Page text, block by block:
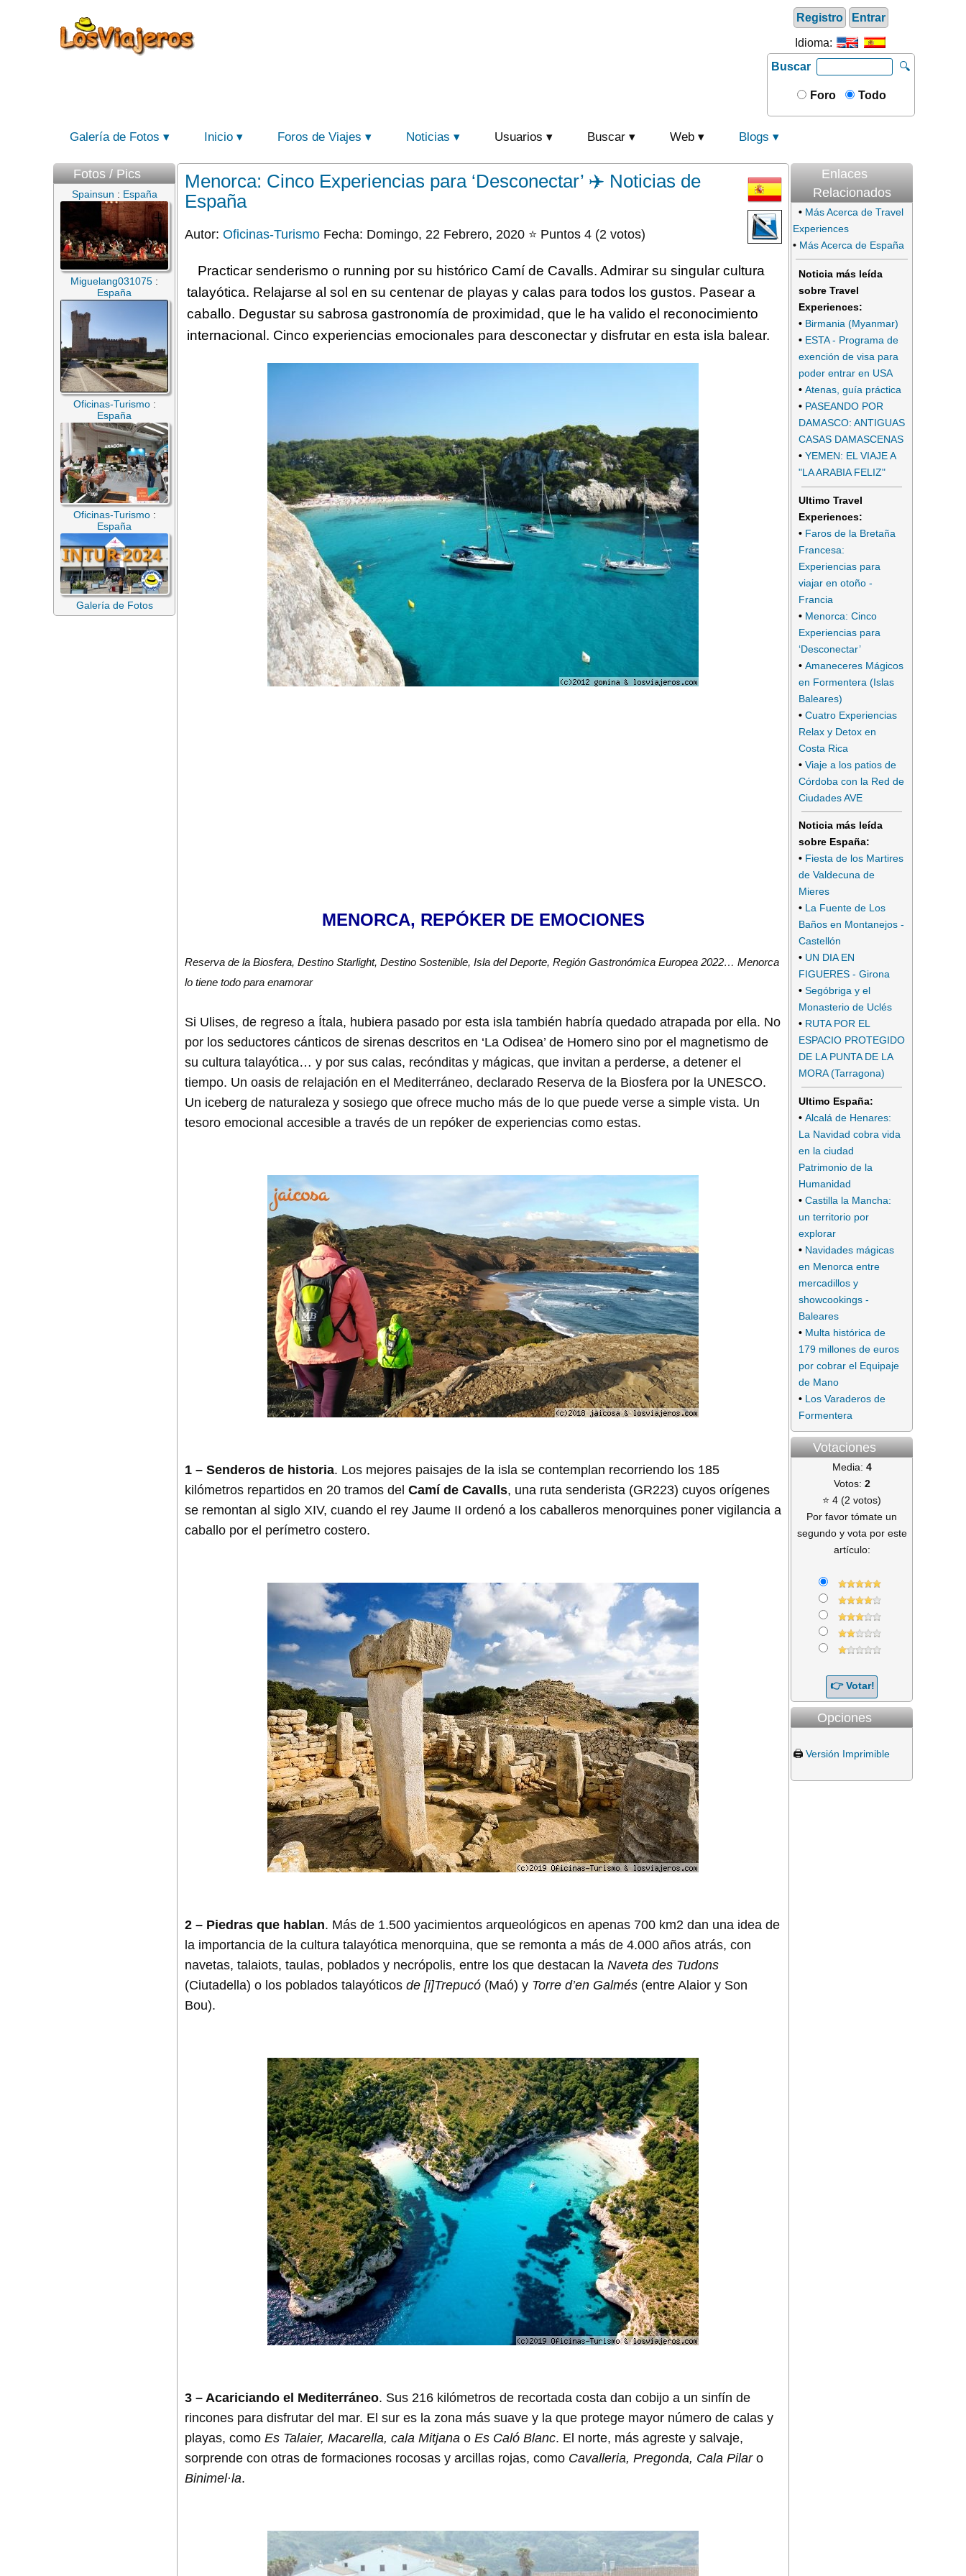
Registro Entrar
Idioma:
Buscar
🔍
Foro Todo
Galería de Fotos Inicio Foros de Viajes Noticias Usuarios Buscar Web Blogs
Fotos / Pics
Spainsun : España
Miguelang031075 :
España
Oficinas-Turismo:
España
Oficinas-Turismo:
España
Galería de Fotos
Menorca: Cinco Experiencias para ‘Desconectar’ ✈️ Noticias de
España
Autor: Oficinas-Turismo Fecha: Domingo, 22 Febrero, 2020 ⭐ Puntos 4 (2 votos)
Practicar senderismo o running por su histórico Camí de Cavalls. Admirar su singular cultura
talayótica. Relajarse al sol en su centenar de playas y calas para todos los gustos. Pasear a
caballo. Degustar su sabrosa gastronomía de proximidad, que le ha valido el reconocimiento
internacional. Cinco experiencias emocionales para desconectar y disfrutar en esta isla balear.
MENORCA, REPÓKER DE EMOCIONES
Reserva de la Biosfera, Destino Starlight, Destino Sostenible, Isla del Deporte, Región Gastronómica Europea 2022… Menorca
lo tiene todo para enamorar
Si Ulises, de regreso a Ítala, hubiera pasado por esta isla también habría quedado atrapada por ella. No
por los seductores cánticos de sirenas descritos en ‘La Odisea’ de Homero sino por el magnetismo de
su cultura talayótica… y por sus calas, recónditas y mágicas, que invitan a perderse, a detener el
tiempo. Un oasis de relajación en el Mediterráneo, declarado Reserva de la Biosfera por la UNESCO.
Un iceberg de naturaleza y sosiego que ofrece mucho más de lo que puede verse a simple vista. Un
tesoro emocional accesible a través de un repóker de experiencias como estas.
1 – Senderos de historia. Los mejores paisajes de la isla se contemplan recorriendo los 185
kilómetros repartidos en 20 tramos del Camí de Cavalls, una ruta senderista (GR223) cuyos orígenes
se remontan al siglo XIV, cuando el rey Jaume II ordenó a los caballeros menorquines poner vigilancia a
caballo por el perímetro costero.
2 – Piedras que hablan. Más de 1.500 yacimientos arqueológicos en apenas 700 km2 dan una idea de
la importancia de la cultura talayótica menorquina, que se remonta a más de 4.000 años atrás, con
navetas, talaiots, taulas, poblados y necrópolis, entre los que destacan la Naveta des Tudons
(Ciutadella) o los poblados talayóticos de [i]Trepucó (Maó) y Torre d’en Galmés (entre Alaior y Son
Bou).
3 – Acariciando el Mediterráneo. Sus 216 kilómetros de recortada costa dan cobijo a un sinfín de
rincones para disfrutar del mar. El sur es la zona más suave y la que protege mayor número de calas y
playas, como Es Talaier, Macarella, cala Mitjana o Es Caló Blanc. El norte, más agreste y salvaje,
sorprende con otras de formaciones rocosas y arcillas rojas, como Cavalleria, Pregonda, Cala Pilaro
Binimel·la.
Enlaces
Relacionados
• Más Acerca de Travel
Experiences
• Más Acerca de España
Noticia más leída
sobre Travel
Experiences:
• Birmania (Myanmar)
• ESTA - Programa de
exención de visa para
poder entrar en USA
• Atenas, guía práctica
• PASEANDO POR
DAMASCO: ANTIGUAS
CASAS DAMASCENAS
• YEMEN: EL VIAJE A
"LA ARABIA FELIZ"
Ultimo Travel
Experiences:
• Faros de la Bretaña
Francesa:
Experiencias para
viajar en otoño -
Francia
• Menorca: Cinco
Experiencias para
‘Desconectar’
• Amaneceres Mágicos
en Formentera (Islas
Baleares)
• Cuatro Experiencias
Relax y Detox en
Costa Rica
• Viaje a los patios de
Córdoba con la Red de
Ciudades AVE
Noticia más leída
sobre España:
• Fiesta de los Martires
de Valdecuna de
Mieres
• La Fuente de Los
Baños en Montanejos -
Castellón
• UN DIA EN
FIGUERES - Girona
• Segóbriga y el
Monasterio de Uclés
• RUTA POR EL
ESPACIO PROTEGIDO
DE LA PUNTA DE LA
MORA (Tarragona)
Ultimo España:
• Alcalá de Henares:
La Navidad cobra vida
en la ciudad
Patrimonio de la
Humanidad
• Castilla la Mancha:
un territorio por
explorar
• Navidades mágicas
en Menorca entre
mercadillos y
showcookings -
Baleares
• Multa histórica de
179 millones de euros
por cobrar el Equipaje
de Mano
• Los Varaderos de
Formentera
Votaciones
Media: 4
Votos: 2
⭐ 4 (2 votos)
Por favor tómate un
segundo y vota por este
artículo:
Opciones
🖨️ Versión Imprimible